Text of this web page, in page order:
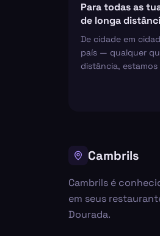
Para todas as
de longa
De cidade em
país — qualquer
distância,
Cambrils
Cambrils é
em seus
Dourada.